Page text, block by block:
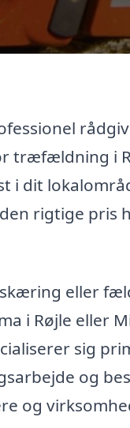
træfældning i
i dit
rigtige pris
eller
i Røjle eller
sig
og
og